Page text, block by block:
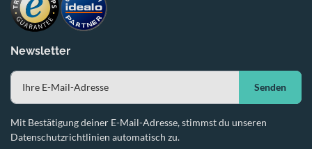
Newsletter
Senden
Mit Bestätigung deiner E-Mail-Adresse, stimmst du unseren
Datenschutzrichtlinien automatisch zu.